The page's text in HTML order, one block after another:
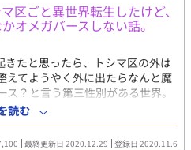
区ごと異世界転生したけど、
オメガバースしない話。
たと思ったら、トシマ区の外は
えてようやく外に出たらなんと魔
？と言う第三性別がある世界。
れ？今トシマ区に居るやつ全員
？・・・頭沸いてるのか？？」 オ
たけど、現代の科学を使って無双
読む
最終更新日 2020.12.29 登録日 2020.11.6